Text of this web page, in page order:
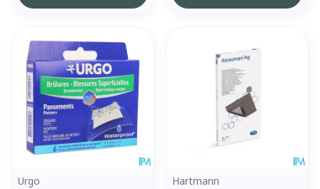
Urgo
Hartmann